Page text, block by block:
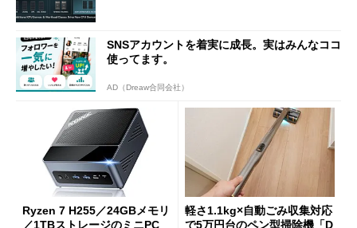
SNSアカウントを着実に成長。実はみんなココ
使ってます。
AD（Dreaw合同会社）
Ryzen 7 H255／24GBメモリ
／1TBストレージのミニPC
軽さ1.1kg×自動ごみ収集対応
で5万円台のペン型掃除機「D